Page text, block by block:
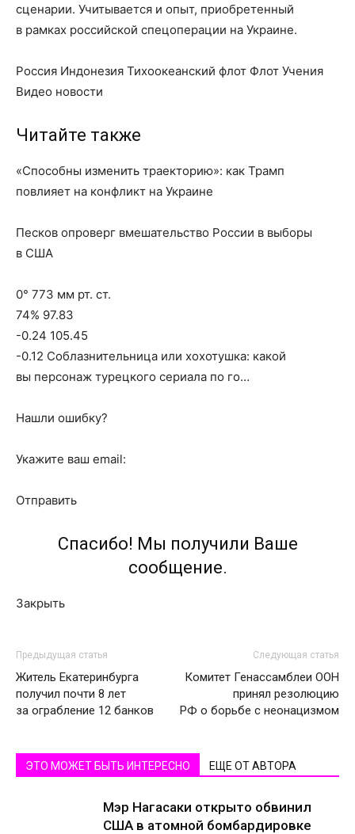
сценарии. Учитывается и опыт, приобретенный
в рамках российской спецоперации на Украине.
Россия Индонезия Тихоокеанский флот Флот Учения
Видео новости
Читайте также
«Способны изменить траекторию»: как Трамп
повлияет на конфликт на Украине
Песков опроверг вмешательство России в выборы
в США
0° 773 мм рт. ст.
74% 97.83
-0.24 105.45
-0.12 Соблазнительница или хохотушка: какой
вы персонаж турецкого сериала по го…
Нашли ошибку?
Укажите ваш email:
Отправить
Спасибо! Мы получили Ваше
сообщение.
Закрыть
Предыдущая статья
Житель Екатеринбурга
получил почти 8 лет
за ограбление 12 банков
Следующая статья
Комитет Генассамблеи ООН
принял резолюцию
РФ о борьбе с неонацизмом
ЭТО МОЖЕТ БЫТЬ ИНТЕРЕСНО ЕЩЕ ОТ АВТОРА
Мэр Нагасаки открыто обвинил
США в атомной бомбардировке